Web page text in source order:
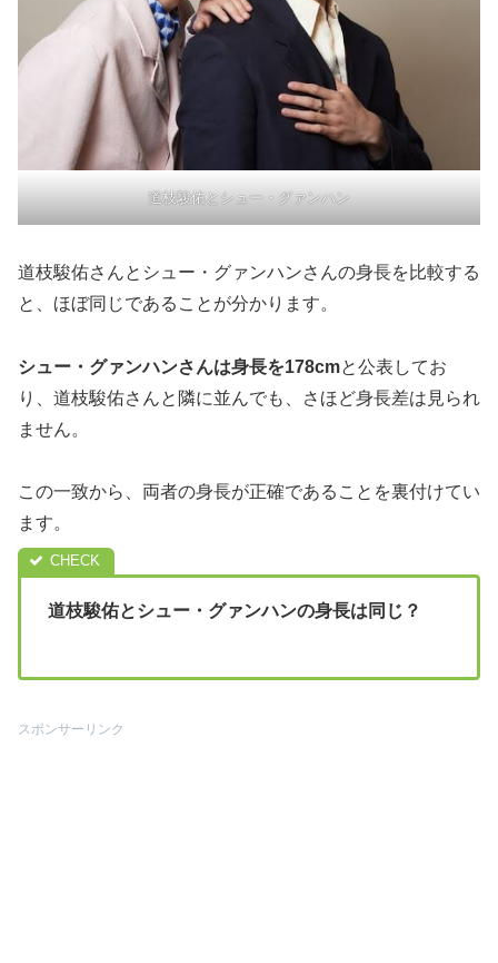
道枝駿佑とシュー・グァンハン
道枝駿佑さんとシュー・グァンハンさんの身長を比較する
と、ほぼ同じであることが分かります。
シュー・グァンハンさんは身長を178cmと公表してお
り、道枝駿佑さんと隣に並んでも、さほど身長差は見られ
ません。
この一致から、両者の身長が正確であることを裏付けてい
ます。
道枝駿佑とシュー・グァンハンの身長は同じ？
スポンサーリンク